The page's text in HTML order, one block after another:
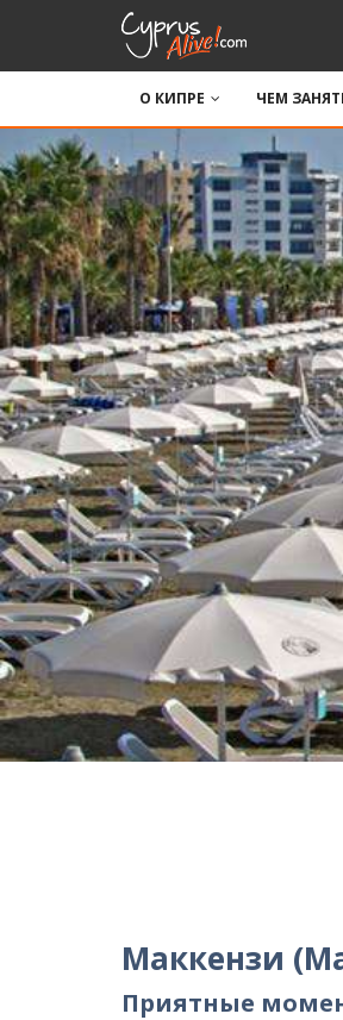
О КИПРЕ ЧЕМ
Маккензи
Приятные